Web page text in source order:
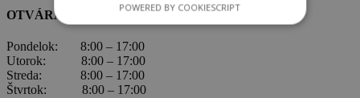
OTVÁRACIE HODINY
Pondelok: 8:00 – 17:00
Utorok: 8:00 – 17:00
Streda: 8:00 – 17:00
Štvrtok: 8:00 – 17:00
POWERED BY COOKIESCRIPT